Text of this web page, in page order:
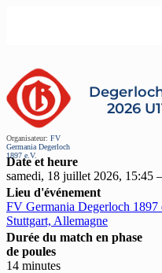
Organisateur: FV
Germania Degerloch
1897 e.V.
2026
Date et heure
samedi, 18 juillet 2026, 15:45
Lieu d'événement
FV Germania Degerloch
Stuttgart, Allemagne
Durée du match en phase
de poules
14 minutes